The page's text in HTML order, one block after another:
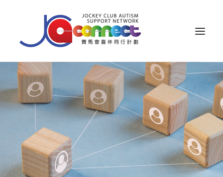
關於我們
照顧者支援
專業知識
家長專區